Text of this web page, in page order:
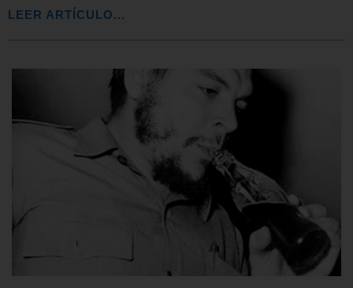
LEER ARTÍCULO...